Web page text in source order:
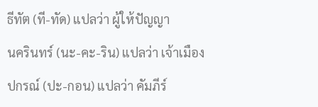
ธีทัต (ที-ทัด) แปลว่า ผู้ให้ปัญญา
นครินทร์ (นะ-คะ-ริน) แปลว่า เจ้าเมือง
ปกรณ์ (ปะ-กอน) แปลว่า คัมภีร์